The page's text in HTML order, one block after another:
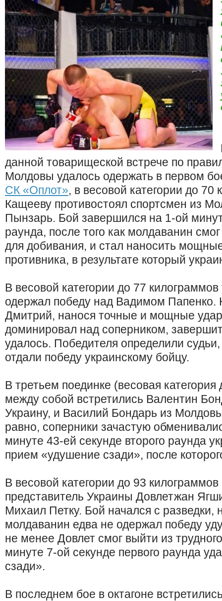
данной товарищеской встрече по
Молдовы удалось одержать в первом
СК «Оплот», в весовой категории до 70
Кащееву противостоял спортсмен из
Пынзарь. Бой завершился на 1-ой
раунда, после того как молдаванин
для добивания, и стал наносить
противника, в результате который
В весовой категории до 77
одержал победу над Вадимом Папенко.
Дмитрий, нанося точные и мощные
доминировал над соперником,
удалось. Победителя определили
отдали победу украинскому бойцу.
В третьем поединке (весовая
между собой встретились Валентин
Украину, и Василий Бондарь из
равно, соперники зачастую
минуте 43-ей секунде второго раунда
прием «удушение сзади», после
В весовой категории до 93
представитель Украины Довлетжан
Михаил Петку. Бой начался с разведки,
молдаванин едва не одержал победу
не менее Довлет смог выйти из
минуте 7-ой секунде первого раунда
сзади».
В последнем бое в октагоне